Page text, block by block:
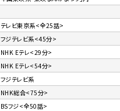
テレビ東京系<全25話>
フジテレビ系<45分>
NHK Eテレ<29分>
NHK Eテレ<54分>
フジテレビ系
NHK総合<75分>
BSフジ<全50話>